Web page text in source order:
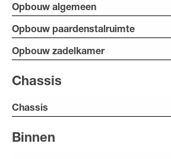
Opbouw algemeen
Opbouw paardenstalruimte
Opbouw zadelkamer
Chassis
Chassis
Binnen